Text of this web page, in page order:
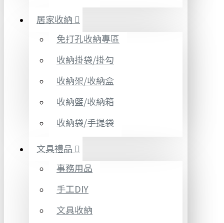
居家收納
免打孔收納專區
收納掛袋/掛勾
收納架/收納盒
收納籃/收納箱
收納袋/手提袋
文具禮品
事務用品
手工DIY
文具收納